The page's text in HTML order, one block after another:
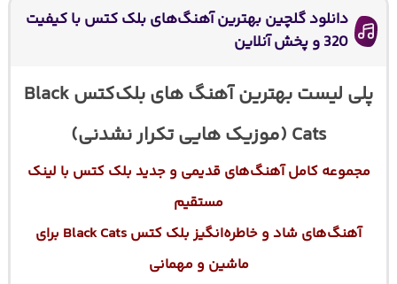
دانلود گلچین بهترین آهنگ‌های بلک کتس با کیفیت
320 و پخش آنلاین
پلی لیست بهترین آهنگ های بلک‌کتس Black
Cats (موزیک هایی تکرار نشدنی)
مجموعه کامل آهنگ‌های قدیمی و جدید بلک کتس با لینک
مستقیم
آهنگ‌های شاد و خاطره‌انگیز بلک کتس Black Cats برای
ماشین و مهمانی